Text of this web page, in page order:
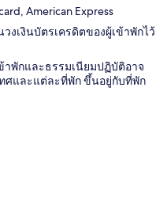
American Express
เงินบัตรเครดิตของผู้เข้าพักไว้
าพักและธรรมเนียมปฏิบัติอาจ
ศและแต่ละที่พัก ขึ้นอยู่กับที่พัก